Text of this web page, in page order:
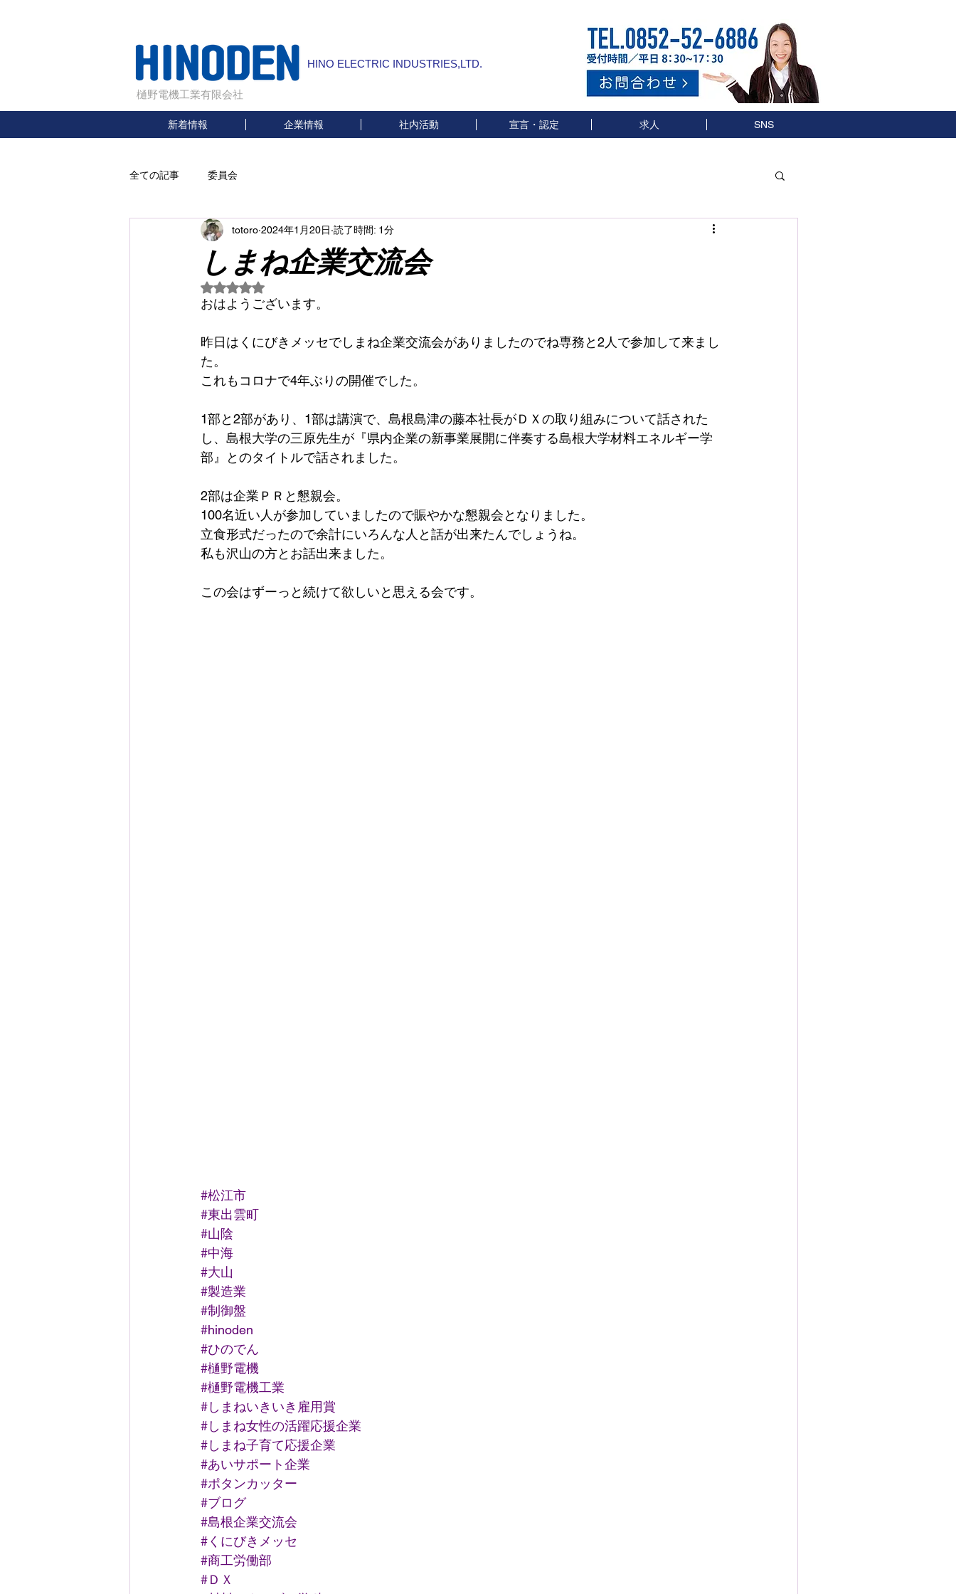
樋野電機工業有限会社
HINO ELECTRIC INDUSTRIES,LTD.
新着情報 企業情報 社内活動 宣言・認定 求人 SNS
全ての記事 委員会
しまね企業交流会
totoro 2024年1月20日 読了時間: 1分
5つ星のうちNaNと評価されています。
おはようございます。
昨日はくにびきメッセでしまね企業交流会がありましたのでね専務と2人で参加して来まし
た。
これもコロナで4年ぶりの開催でした。
1部と2部があり、1部は講演で、島根島津の藤本社長がＤＸの取り組みについて話された
し、島根大学の三原先生が『県内企業の新事業展開に伴奏する島根大学材料エネルギー学
部』とのタイトルで話されました。
2部は企業ＰＲと懇親会。
100名近い人が参加していましたので賑やかな懇親会となりました。
立食形式だったので余計にいろんな人と話が出来たんでしょうね。
私も沢山の方とお話出来ました。
この会はずーっと続けて欲しいと思える会です。
#松江市
#東出雲町
#山陰
#中海
#大山
#製造業
#制御盤
#hinoden
#ひのでん
#樋野電機
#樋野電機工業
#しまねいきいき雇用賞
#しまね女性の活躍応援企業
#しまね子育て応援企業
#あいサポート企業
#ポタンカッター
#ブログ
#島根企業交流会
#くにびきメッセ
#商工労働部
#ＤＸ